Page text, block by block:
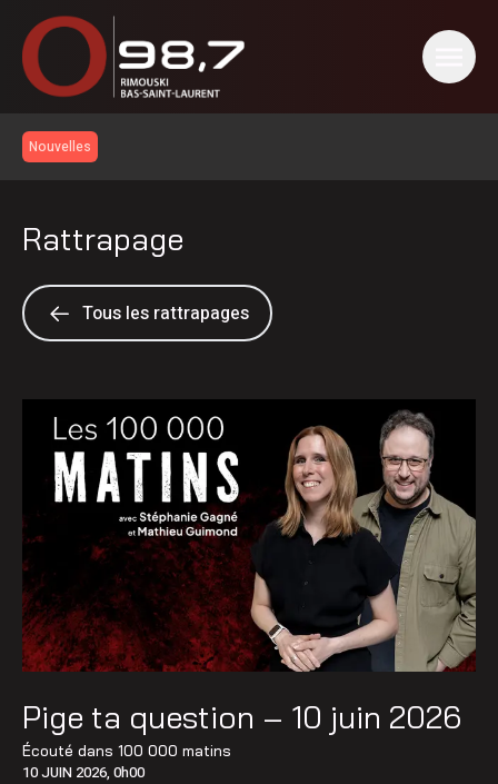
Nouvelles
Rattrapage
Tous les rattrapages
Pige ta question – 10 juin 2026
Écouté dans 100 000 matins
10 JUIN 2026, 0h00